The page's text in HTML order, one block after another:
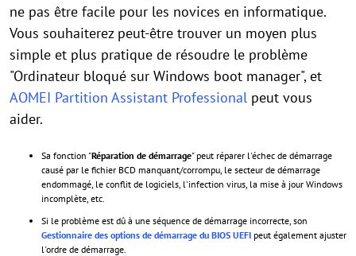
ne pas être facile pour les novices en informatique.
Vous souhaiterez peut-être trouver un moyen plus
simple et plus pratique de résoudre le problème
"Ordinateur bloqué sur Windows boot manager", et
AOMEI Partition Assistant Professional peut vous
aider.
Sa fonction "Réparation de démarrage" peut réparer l'échec de démarrage
causé par le fichier BCD manquant/corrompu, le secteur de démarrage
endommagé, le conflit de logiciels, l'infection virus, la mise à jour Windows
incomplète, etc.
Si le problème est dû à une séquence de démarrage incorrecte, son
Gestionnaire des options de démarrage du BIOS UEFI peut également ajuster
l'ordre de démarrage.